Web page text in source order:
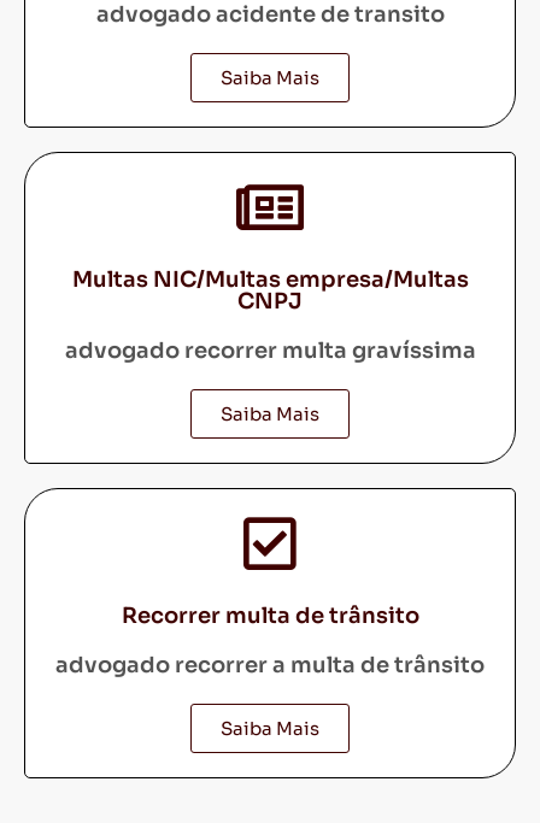
advogado acidente de transito
Saiba Mais
Multas NIC/Multas empresa/Multas
CNPJ
advogado recorrer multa gravíssima
Saiba Mais
Recorrer multa de trânsito
advogado recorrer a multa de trânsito
Saiba Mais